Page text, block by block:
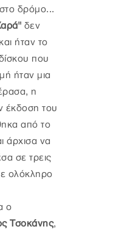
δρόμο...
δεν
ήταν το
που
ήταν μια
η
έκδοση του
από το
άρχισα να
σε τρεις
ολόκληρο
ο
Τσοκάνης,